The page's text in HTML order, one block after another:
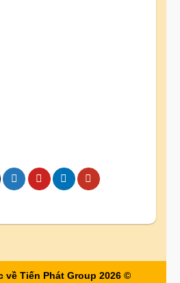
về Tiến Phát Group 2026 ©